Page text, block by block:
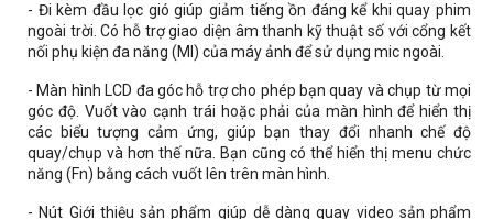
- Đi kèm đầu lọc gió giúp giảm tiếng ồn đáng kể khi quay phim
ngoài trời. Có hỗ trợ giao diện âm thanh kỹ thuật số với cổng kết
nối phụ kiện đa năng (MI) của máy ảnh để sử dụng mic ngoài.
- Màn hình LCD đa góc hỗ trợ cho phép bạn quay và chụp từ mọi
góc độ. Vuốt vào cạnh trái hoặc phải của màn hình để hiển thị
các biểu tượng cảm ứng, giúp bạn thay đổi nhanh chế độ
quay/chụp và hơn thế nữa. Bạn cũng có thể hiển thị menu chức
năng (Fn) bằng cách vuốt lên trên màn hình.
- Nút Giới thiệu sản phẩm giúp dễ dàng quay video sản phẩm